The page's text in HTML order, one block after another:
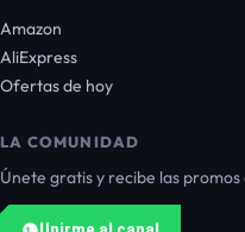
Amazon
AliExpress
Ofertas de hoy
LA COMUNIDAD
Únete gratis y recibe las promos